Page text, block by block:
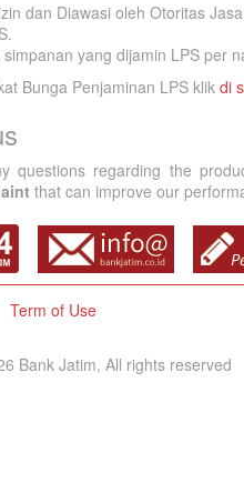
dan Diawasi oleh Otoritas
yang dijamin LPS per
Bunga Penjaminan LPS klik di
questions regarding the
that can improve our
Term of Use
Bank Jatim, All rights reserved